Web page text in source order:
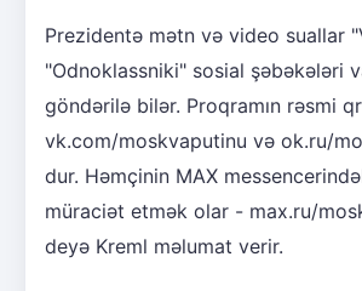
Prezidentə mətn və video suallar
"Odnoklassniki" sosial şəbəkələri
göndərilə bilər. Proqramın rəsmi
vk.com/moskvaputinu və ok.ru/
dur. Həmçinin MAX
müraciət etmək olar - max.ru/
deyə Kreml məlumat verir.